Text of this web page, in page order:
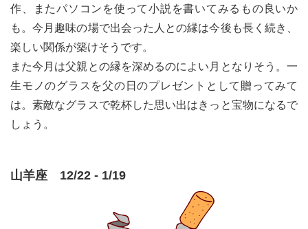
作、またパソコンを使って小説を書いてみるもの良いか
も。今月趣味の場で出会った人との縁は今後も長く続き、
楽しい関係が築けそうです。
また今月は父親との縁を深めるのによい月となりそう。一
生モノのグラスを父の日のプレゼントとして贈ってみて
は。素敵なグラスで乾杯した思い出はきっと宝物になるで
しょう。
山羊座 12/22 - 1/19